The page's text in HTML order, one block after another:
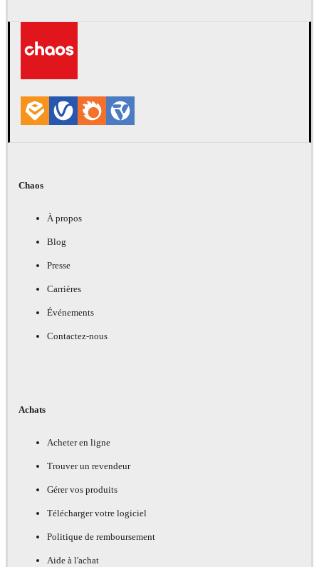
Chaos
À propos
Blog
Presse
Carrières
Événements
Contactez-nous
Achats
Acheter en ligne
Trouver un revendeur
Gérer vos produits
Télécharger votre logiciel
Politique de remboursement
Aide à l'achat